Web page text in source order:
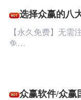
选择众赢的八
【永久免费】无需
免…
众赢软件/众赢